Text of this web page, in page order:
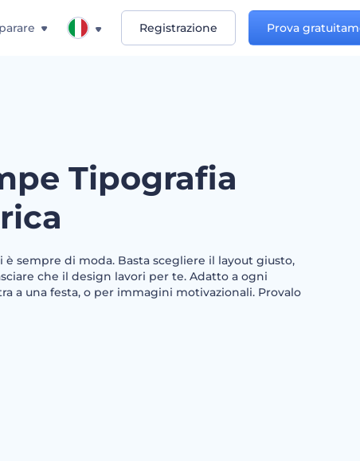
Registrazione Prova
Tipografia
è sempre di moda. Basta scegliere il layout giusto,
che il design lavori per te. Adatto a ogni
a una festa, o per immagini motivazionali. Provalo